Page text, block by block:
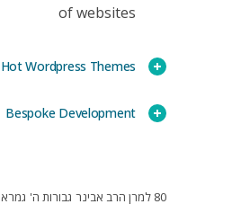
of websites
Hot Wordpress Themes
Bespoke Development
80 למרן הרב אבינר גבורות ה' גמרא